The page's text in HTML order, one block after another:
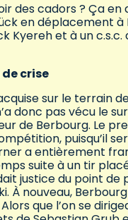
des cadors ? Ça en
en déplacement à
et à un c.s.c.
crise
sur le terrain
donc pas vécu le
de Berbourg. Le
puisqu’il
a entièrement
suite à un tir
justice du point de
À nouveau,
que l’on se